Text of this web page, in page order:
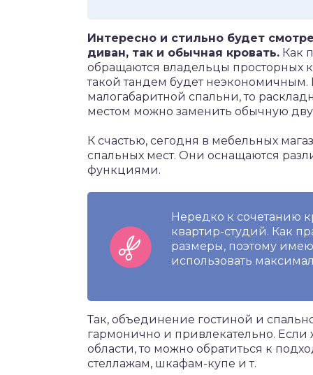
Интересно и стильно будет
диван, так и обычная кровать. Как
обращаются владельцы просторных
такой тандем будет
малогабаритной спальни, то
местом можно заменить обычную
К счастью, сегодня в мебельных
спальных мест. Они оснащаются
функциями.
Нередко к сочетанию
квартир-студий. Как
размеры, поэтому
использовать
Так, объединение гостиной и
гармонично и привлекательно.
области, то можно обратиться к
стеллажам, шкафам-купе и т.